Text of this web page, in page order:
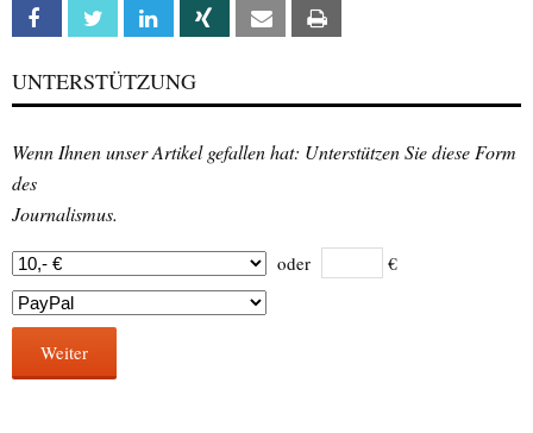
Facebook Twitter Linkedin Xing Email
UNTERSTÜTZUNG
Wenn Ihnen unser Artikel gefallen hat: Unterstützen Sie diese Form
des
Journalismus.
oder €
Weiter